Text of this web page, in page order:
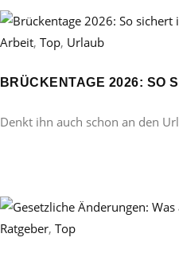
Arbeit, Top, Urlaub
BRÜCKENTAGE 2026: SO
Denkt ihn auch schon an den
Ratgeber, Top